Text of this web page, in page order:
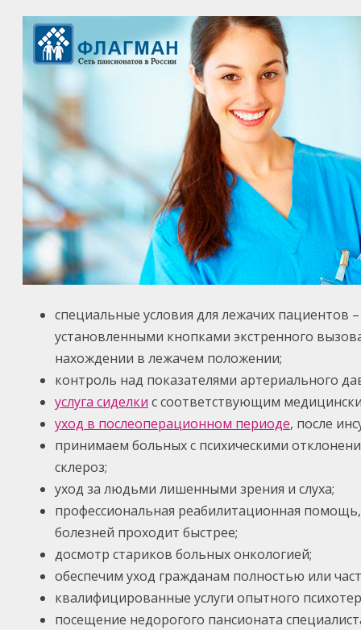
специальные условия для лежачих
установленными кнопками экстренного
нахождении в лежачем положении;
контроль над показателями артериального
услуга сиделки с соответствующим
уход в послеоперационном периоде, после
принимаем больных с психическими
склероз;
уход за людьми лишенными зрения и слуха;
профессиональная реабилитационная
болезней проходит быстрее;
досмотр стариков больных онкологией;
обеспечим уход гражданам полностью или
квалифицированные услуги опытного
посещение недорогого пансионата